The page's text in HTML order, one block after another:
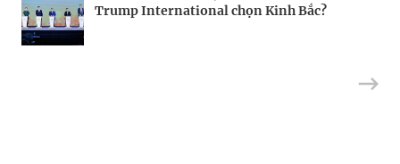
Trump International chọn Kinh Bắc?
doanh nổi bật